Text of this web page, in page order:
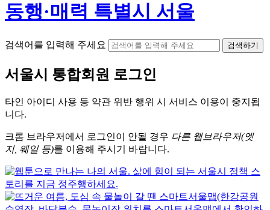
동행·매력 특별시 서울
검색어를 입력해 주세요 검색하기
서울시 통합회원 로그인
타인 아이디 사용 등 약관 위반 행위 시 서비스 이용이 중지됩
니다.
크롬 브라우저에서 로그인이 안될 경우 다른 웹브라우저(엣
지, 웨일 등)를 이용해 주시기 바랍니다.